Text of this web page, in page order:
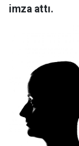
imza attı.